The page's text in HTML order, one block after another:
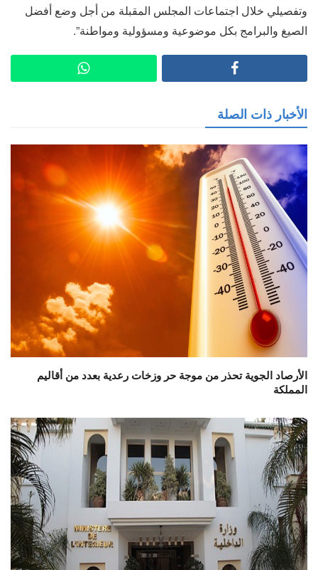
وتفصيلي خلال اجتماعات المجلس المقبلة من أجل وضع أفضل
الصيغ والبرامج بكل موضوعية ومسؤولية ومواطنة”.
الأخبار ذات الصلة
الأرصاد الجوية تحذر من موجة حر وزخات رعدية بعدد من أقاليم
المملكة